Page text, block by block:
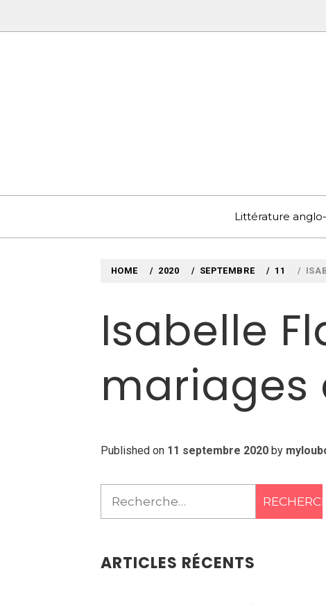
to
Littérature
HOME 2020 SEPTEMBRE 11
Isabelle
mariages
Published on 11 septembre 2020by
Rechercher :
ARTICLES RÉCENTS